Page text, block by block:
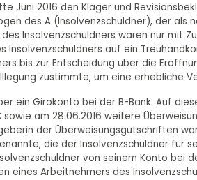
Juni 2016 den Kläger und
des A (Insolvenzschuldner), der als
Insolvenzschuldners waren nur mit
Insolvenzschuldners auf ein
bis zur Entscheidung über die
zustimmte, um eine erhebliche
ein Girokonto bei der B-Bank. Auf
am 28.06.2016 weitere
der Überweisungsgutschriften
die der Insolvenzschuldner für
von seinem Konto bei
eines Arbeitnehmers des